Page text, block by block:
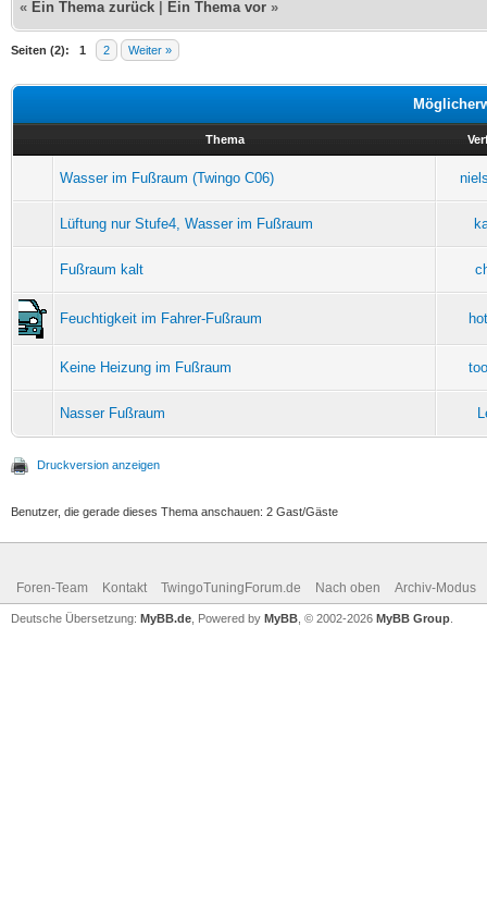
« Ein Thema zurück Ein Thema vor »
Seiten (2): 1 2 Weiter »
Thema
Wasser im Fußraum (Twingo C06)
Lüftung nur Stufe4, Wasser im Fußraum
Fußraum kalt
Feuchtigkeit im Fahrer-Fußraum
Keine Heizung im Fußraum
Nasser Fußraum
Druckversion anzeigen
Benutzer, die gerade dieses Thema anschauen: 2 Gast/Gäste
Foren-Team Kontakt TwingoTuningForum.de Nach oben Archiv-Modus
Deutsche Übersetzung: MyBB.de , Powered by MyBB , © 2002-2026 MyBB Group